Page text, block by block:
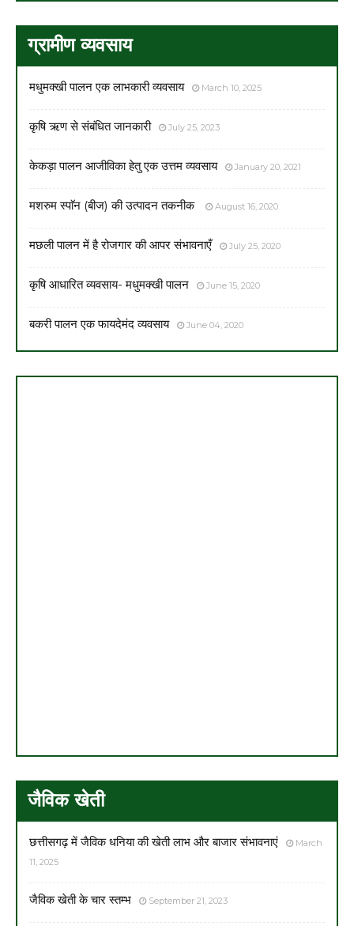
ग्रामीण व्यवसाय
मधुमक्खी पालन एक लाभकारी व्यवसाय March 10, 2025
कृषि ऋण से संबंधित जानकारी July 25, 2023
केकड़ा पालन आजीविका हेतु एक उत्तम व्यवसाय January 20, 2021
मशरुम स्पाॅन (बीज) की उत्पादन तकनीक August 16, 2020
मछली पालन में है रोजगार की आपर संभावनाएँ July 25, 2020
कृषि आधारित व्यवसाय- मधुमक्खी पालन June 15, 2020
बकरी पालन एक फायदेमंद व्यवसाय June 04, 2020
जैविक खेती
छत्तीसगढ़ में जैविक धनिया की खेती लाभ और बाजार संभावनाएं
March
11, 2025
जैविक खेती के चार स्तम्भ September 21, 2023